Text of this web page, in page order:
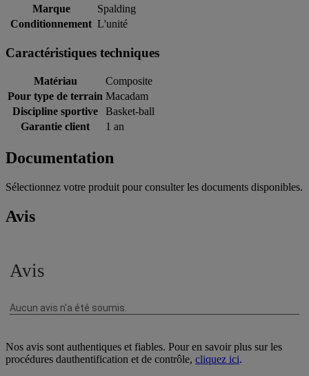
Marque
Spalding
Conditionnement L'unité
Caractéristiques techniques
Matériau
Composite
Pour type de terrain Macadam
Discipline sportive
Basket-ball
Garantie client
1 an
Documentation
Sélectionnez votre produit pour consulter les documents disponibles.
Avis
Nos avis sont authentiques et fiables. Pour en savoir plus sur les
procédures dauthentification et de contrôle, cliquez ici.